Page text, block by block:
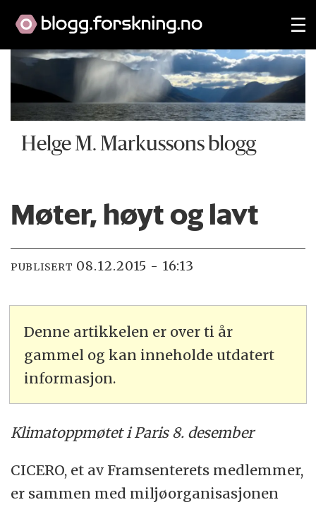
Helge M. Markussons blogg
Møter, høyt og lavt
PUBLISERT 08.12.2015 - 16:13
Denne artikkelen er over ti år
gammel og kan inneholde utdatert
informasjon.
Klimatoppmøtet i Paris 8. desember
CICERO, et av Framsenterets medlemmer,
er sammen med miljøorganisasjonen